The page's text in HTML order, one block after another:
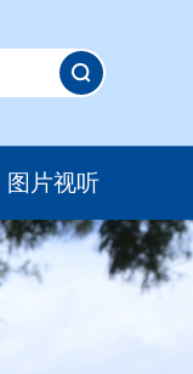
图片视听